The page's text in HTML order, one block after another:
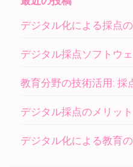
デジタル化による採点
デジタル採点ソフトウ
教育分野の技術活用: 採
デジタル採点のメリッ
デジタル化による教育